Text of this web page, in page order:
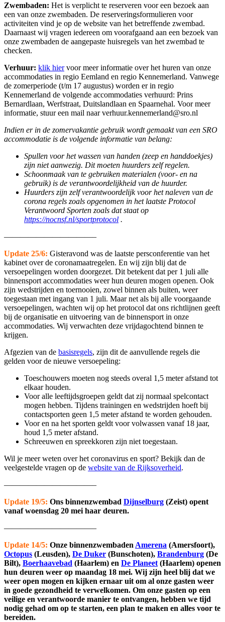
Zwembaden: Het is verplicht te reserveren voor een bezoek aan
een van onze zwembaden. De reserveringsformulieren voor
activiteiten vind je op de website van het betreffende zwembad.
Daarnaast wij vragen iedereen om voorafgaand aan een bezoek van
onze zwembaden de aangepaste huisregels van het zwembad te
checken.
Verhuur: klik hiervoor meer informatie over het huren van onze
accommodaties in regio Eemland en regio Kennemerland. Vanwege
de zomerperiode (t/m 17 augustus) worden er in regio
Kennemerland de volgende accommodaties verhuurd: Prins
Bernardlaan, Werfstraat, Duitslandlaan en Spaarnehal. Voor meer
informatie, stuur een mail naar verhuur.kennemerland@sro.nl
Indien er in de zomervakantie gebruik wordt gemaakt van een SRO
accommodatie is de volgende informatie van belang:
Spullen voor het wassen van handen (zeep en handdoekjes)
zijn niet aanwezig. Dit moeten huurders zelf regelen.
Schoonmaak van te gebruiken materialen (voor- en na
gebruik) is de verantwoordelijkheid van de huurder.
Huurders zijn zelf verantwoordelijk voor het naleven van de
corona regels zoals opgenomen in het laatste Protocol
Verantwoord Sporten zoals dat staat op
https://nocnsf.nl/sportprotocol .
———————————–
Update 25/6: Gisteravond was de laatste persconferentie van het
kabinet over de coronamaatregelen. En wij zijn blij dat de
versoepelingen worden doorgezet. Dit betekent dat per 1 juli alle
binnensport accommodaties weer hun deuren mogen openen. Ook
zijn wedstrijden en toernooien, zowel binnen als buiten, weer
toegestaan met ingang van 1 juli. Maar net als bij alle voorgaande
versoepelingen, wachten wij op het protocol dat ons richtlijnen geeft
bij de organisatie en uitvoering van de binnensport in onze
accommodaties. Wij verwachten deze vrijdagochtend binnen te
krijgen.
Afgezien van de basisregels, zijn dit de aanvullende regels die
gelden voor de nieuwe versoepeling:
Toeschouwers moeten nog steeds overal 1,5 meter afstand tot
elkaar houden.
Voor alle leeftijdsgroepen geldt dat zij normaal spelcontact
mogen hebben. Tijdens trainingen en wedstrijden hoeft bij
contactsporten geen 1,5 meter afstand te worden gehouden.
Voor en na het sporten geldt voor volwassen vanaf 18 jaar,
houd 1,5 meter afstand.
Schreeuwen en spreekkoren zijn niet toegestaan.
Wil je meer weten over het coronavirus en sport? Bekijk dan de
veelgestelde vragen op de website van de Rijksoverheid.
———————————–
Update 19/5: Ons binnenzwembad Dijnselburg (Zeist) opent
vanaf woensdag 20 mei haar deuren.
———————————–
Update 14/5: Onze binnenzwembaden Amerena (Amersfoort),
Octopus (Leusden), De Duker (Bunschoten), Brandenburg (De
Bilt), Boerhaavebad (Haarlem) en De Planeet (Haarlem) openen
hun deuren weer op maandag 18 mei. Wij zijn heel blij dat we
weer open mogen en kijken ernaar uit om al onze gasten weer
in goede gezondheid te verwelkomen. Om onze gasten op een
veilige en verantwoorde manier te ontvangen, hebben we tijd
nodig gehad om op te starten, een plan te maken en alles voor te
bereiden.